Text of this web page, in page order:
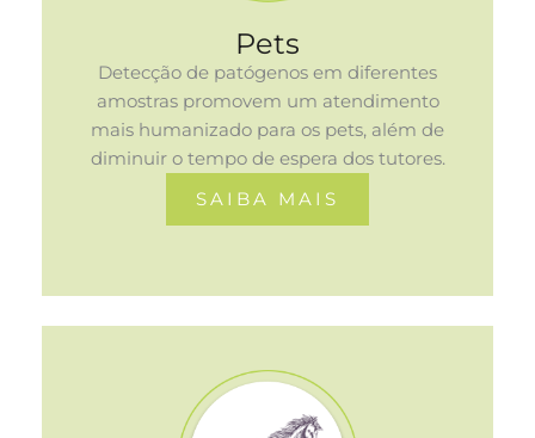
Pets
Detecção de patógenos em diferentes
amostras promovem um atendimento
mais humanizado para os pets, além de
diminuir o tempo de espera dos tutores.
SAIBA MAIS